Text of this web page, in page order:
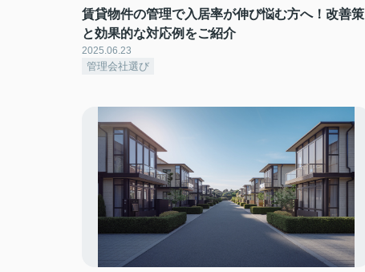
賃貸物件の管理で入居率が伸び悩む方へ！改善策
と効果的な対応例をご紹介
2025.06.23
管理会社選び